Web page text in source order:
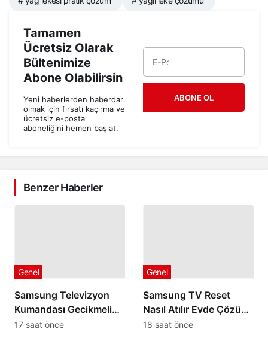
Tamamen
Ücretsiz Olarak
Bültenimize
Abone Olabilirsin
Yeni haberlerden haberdar
olmak için fırsatı kaçırma ve
ücretsiz e-posta
aboneliğini hemen başlat.
ABONE OL
Benzer Haberler
Samsung Televizyon
Kumandası Gecikmeli
veya Geç Algılıyorsa
Genel
17 saat önce
Samsung TV Reset
Nasıl Atılır Evde Çözüm
Yolları
Genel
18 saat önce